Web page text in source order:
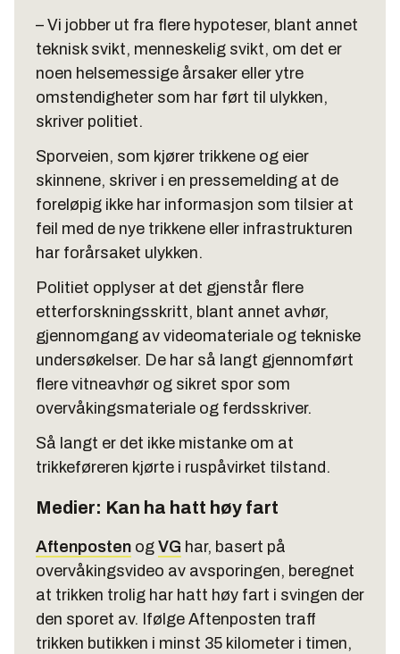
– Vi jobber ut fra flere hypoteser, blant annet
teknisk svikt, menneskelig svikt, om det er
noen helsemessige årsaker eller ytre
omstendigheter som har ført til ulykken,
skriver politiet.
Sporveien, som kjører trikkene og eier
skinnene, skriver i en pressemelding at de
foreløpig ikke har informasjon som tilsier at
feil med de nye trikkene eller infrastrukturen
har forårsaket ulykken.
Politiet opplyser at det gjenstår flere
etterforskningsskritt, blant annet avhør,
gjennomgang av videomateriale og tekniske
undersøkelser. De har så langt gjennomført
flere vitneavhør og sikret spor som
overvåkingsmateriale og ferdsskriver.
Så langt er det ikke mistanke om at
trikkeføreren kjørte i ruspåvirket tilstand.
Medier: Kan ha hatt høy fart
Aftenposten og VG har, basert på
overvåkingsvideo av avsporingen, beregnet
at trikken trolig har hatt høy fart i svingen der
den sporet av. Ifølge Aftenposten traff
trikken butikken i minst 35 kilometer i timen,